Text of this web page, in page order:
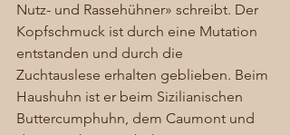
Nutz- und Rassehühner» schreibt. Der
Kopfschmuck ist durch eine Mutation
entstanden und durch die
Zuchtauslese erhalten geblieben. Beim
Haushuhn ist er beim Sizilianischen
Buttercumphuhn, dem Caumont und